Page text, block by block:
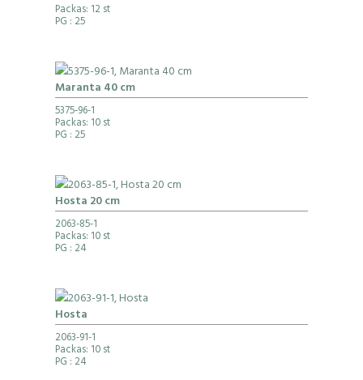
Packas: 12 st
PG : 25
Maranta 40 cm
5375-96-1
Packas: 10 st
PG : 25
Hosta 20 cm
2063-85-1
Packas: 10 st
PG : 24
Hosta
2063-91-1
Packas: 10 st
PG : 24